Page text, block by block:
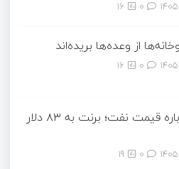
16
از وعده‌ها بریده‌اند
16
جهش دوباره قیمت نفت؛ برنت به ۸۳ دلار
19